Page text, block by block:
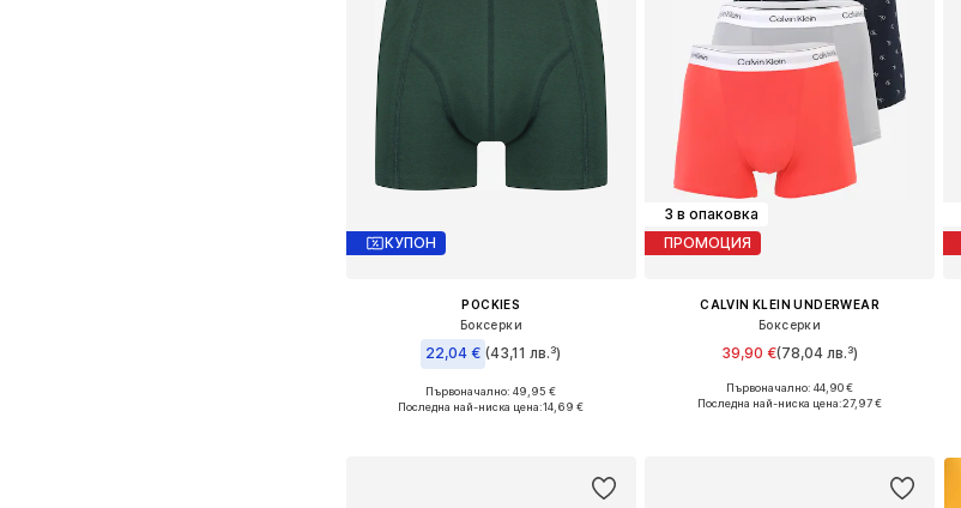
КУПОН
POCKIES
Боксерки
22,04 € (43,11 лв.³)
Налични размери: M, L, XXL
Първоначално: 49,95 €
Последна най-ниска цена:14,69 €
3 в опаковка
ПРОМОЦИЯ
CALVIN KLEIN UNDERWEAR
Боксерки
39,90 €(78,04 лв.³)
+7
Налични размери: S, M, L, XL
Първоначално: 44,90 €
Последна най-ниска цена:27,97 €